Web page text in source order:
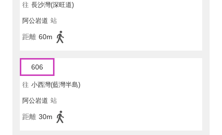
往 長沙灣(深旺道)
阿公岩道 站
距離 60m
606
往 小西灣(藍灣半島)
阿公岩道 站
距離 30m